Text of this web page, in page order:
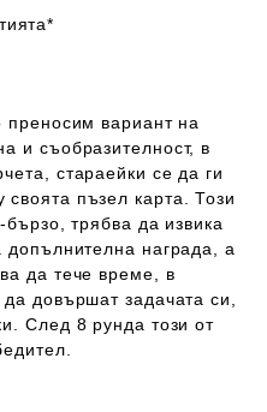
вариант на
и съобразителност, в
стараейки се да ги
пъзел карта. Този
трябва да извика
допълнителна награда, а
да тече време, в
довършат задачата си,
След 8 рунда този от